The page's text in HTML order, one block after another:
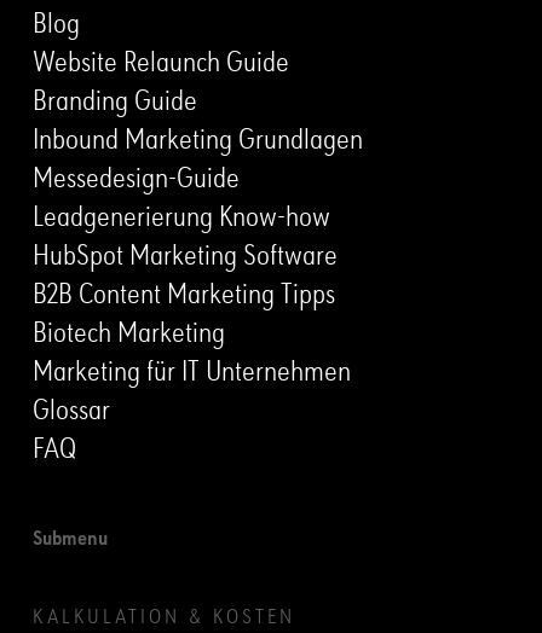
Blog
Website Relaunch Guide
Branding Guide
Inbound Marketing Grundlagen
Messedesign-Guide
Leadgenerierung Know-how
HubSpot Marketing Software
B2B Content Marketing Tipps
Biotech Marketing
Marketing für IT Unternehmen
Glossar
FAQ
Submenu
KALKULATION & KOSTEN